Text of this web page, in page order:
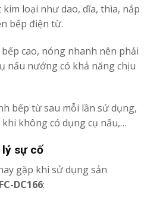
kim loại như dao, dĩa, thìa, nắp
bếp điện từ.
cao, nóng nhanh nên phải
nấu nướng có khả năng chịu
bếp từ sau mỗi lần sử dụng,
không có dụng cụ nấu,…
lý sự cố
gặp khi sử dụng sản
DC166: